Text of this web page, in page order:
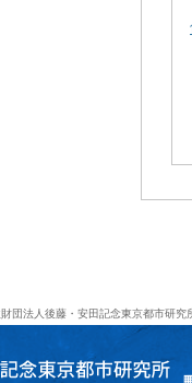
団法人後藤・安田記念東京都市研究